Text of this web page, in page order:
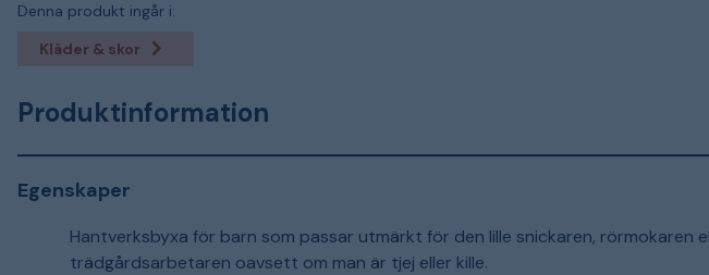
Denna produkt ingår i:
Kläder & skor
Produktinformation
Egenskaper
Hantverksbyxa för barn som passar utmärkt för den lille snickaren, rörmokaren
trädgårdsarbetaren oavsett om man är tjej eller kille.